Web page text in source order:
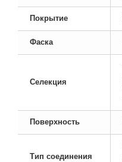
Покрытие
Фаска
Селекция
Поверхность
Тип соединения